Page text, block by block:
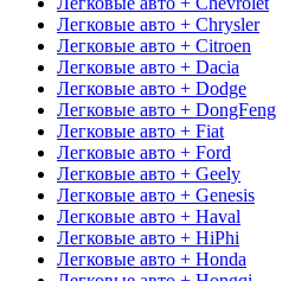
Легковые авто + Chrysler
Легковые авто + Citroen
Легковые авто + Dacia
Легковые авто + Dodge
Легковые авто + DongFeng
Легковые авто + Fiat
Легковые авто + Ford
Легковые авто + Geely
Легковые авто + Genesis
Легковые авто + Haval
Легковые авто + HiPhi
Легковые авто + Honda